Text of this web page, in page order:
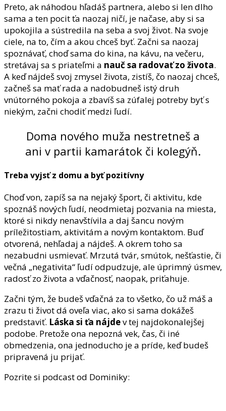
Preto, ak náhodou hľadáš partnera, alebo si len dlho
sama a ten pocit ťa naozaj ničí, je načase, aby si sa
upokojila a sústredila na seba a svoj život. Na svoje
ciele, na to, čím a akou chceš byť. Začni sa naozaj
spoznávať, choď sama do kina, na kávu, na večeru,
stretávaj sa s priateľmi a nauč sa radovať zo života.
A keď nájdeš svoj zmysel života, zistíš, čo naozaj chceš,
začneš sa mať rada a nadobudneš istý druh
vnútorného pokoja a zbavíš sa zúfalej potreby byť s
niekým, začni chodiť medzi ľudí.
Doma nového muža nestretneš a
ani v partii kamarátok či kolegýň.
Treba vyjsť z domu a byť pozitívny
Choď von, zapíš sa na nejaký šport, či aktivitu, kde
spoznáš nových ľudí, neodmietaj pozvania na miesta,
ktoré si nikdy nenavštívila a daj šancu novým
príležitostiam, aktivitám a novým kontaktom. Buď
otvorená, nehľadaj a nájdeš. A okrem toho sa
nezabudni usmievať. Mrzutá tvár, smútok, nešťastie, či
večná „negativita“ ľudí odpudzuje, ale úprimný úsmev,
radosť zo života a vďačnosť, naopak, priťahuje.
Začni tým, že budeš vďačná za to všetko, čo už máš a
zrazu ti život dá oveľa viac, ako si sama dokážeš
predstaviť. Láska si ťa nájdev tej najdokonalejšej
podobe. Pretože ona nepozná vek, čas, či iné
obmedzenia, ona jednoducho je a príde, keď budeš
pripravená ju prijať.
Pozrite si podcast od Dominiky: